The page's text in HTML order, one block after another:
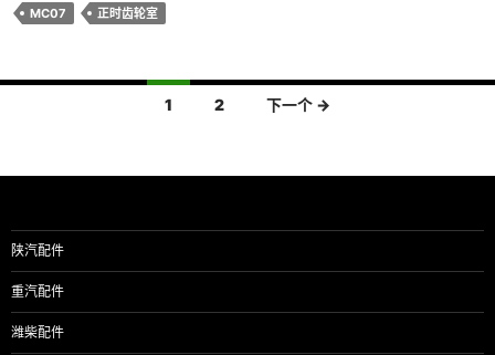
MC07 正时齿轮室
导
1 2 下一个 →
陕汽配件
重汽配件
潍柴配件